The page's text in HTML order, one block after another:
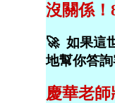
沒關係
🚀 如果這
地幫你答
慶華老